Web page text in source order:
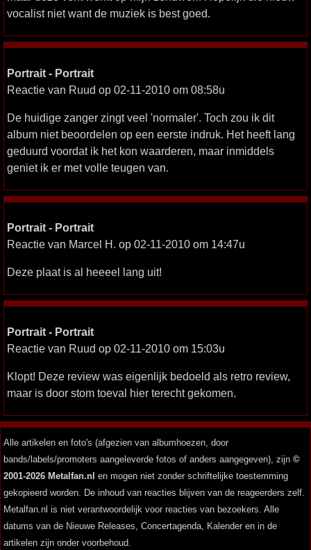
vocalist niet want de muziek is best goed.
Portrait - Portrait
Reactie van Ruud op 02-11-2010 om 08:58u
De huidige zanger zingt veel 'normaler'. Toch zou ik dit
album niet beoordelen op een eerste indruk. Het heeft lang
geduurd voordat ik het kon waarderen, maar inmiddels
geniet ik er met volle teugen van.
Portrait - Portrait
Reactie van Marcel H. op 02-11-2010 om 14:47u
Deze plaat is al heeeel lang uit!
Portrait - Portrait
Reactie van Ruud op 02-11-2010 om 15:03u
Klopt! Deze review was eigenlijk bedoeld als retro review,
maar is door stom toeval hier terecht gekomen.
Alle artikelen en foto's (afgezien van albumhoezen, door
bands/labels/promoters aangeleverde fotos of anders aangegeven), zijn ©
2001-2026 Metalfan.nl en mogen niet zonder schriftelijke toestemming
gekopieerd worden. De inhoud van reacties blijven van de reageerders zelf.
Metalfan.nl is niet verantwoordelijk voor reacties van bezoekers. Alle
datums van de Nieuwe Releases, Concertagenda, Kalender en in de
artikelen zijn onder voorbehoud.